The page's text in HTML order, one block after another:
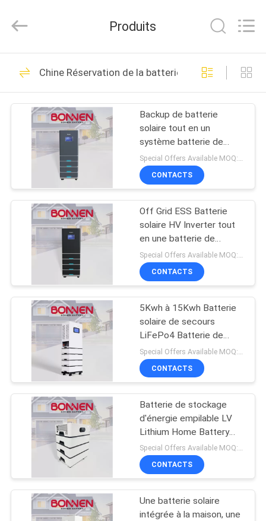
APERÇU
PRODUITS
PROPOS
NOUS
VISITE
D'USINE
CONTRÔLE
QUALITÉ
CONTACT
NOUVELLES
DU
SITE
Battery
Technology
All
Reserved.
Batterie au lithium
pour bateau
36
Piles au lithium pour
véhicules
électriques
24
Stockage
commercial à la
batterie
Batterie au lithium
de 96 V
10
Produits
Chine Réservation de la batterie solaire
Backup de batterie
solaire tout en un
système batterie de
stockage haute tension
de 15Kwh à 35Kwh
Special Offers Available MOQ:2 unités
CONTACTS
Off Grid ESS Batterie
solaire HV Inverter tout
en une batterie de
secours pour la maison
CONTACTS
5Kwh à 15Kwh Batterie
solaire de secours
LiFePo4 Batterie de
stockage d'énergie pour
le ménage
CONTACTS
Batterie de stockage
d'énergie empilable LV
Lithium Home Battery
Backup 48V 200Ah Pour
l' intérieur
Special Offers Available MOQ:2 unités
CONTACTS
Une batterie solaire
intégrée à la maison, une